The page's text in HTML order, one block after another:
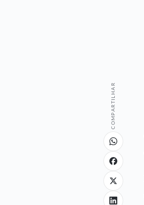
COMPARTILHAR